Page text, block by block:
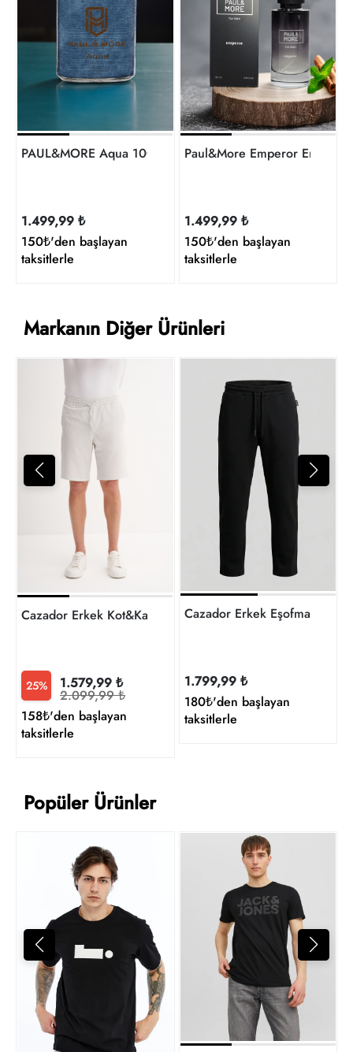
PAUL&MORE Aqua 100Ml Erkek Parfüm
1.499,99 ₺
150₺'den başlayan
taksitlerle
Paul&More Emperor Erkek
1.499,99 ₺
150₺'den başlayan
taksitlerle
Markanın Diğer Ürünleri
Cazador Erkek Kot&Kanvas Kapri 60090
25% 1.579,99 ₺
2.099,99 ₺
158₺'den başlayan
taksitlerle
Cazador Erkek Eşofman Alt
1.799,99 ₺
180₺'den başlayan
taksitlerle
Popüler Ürünler